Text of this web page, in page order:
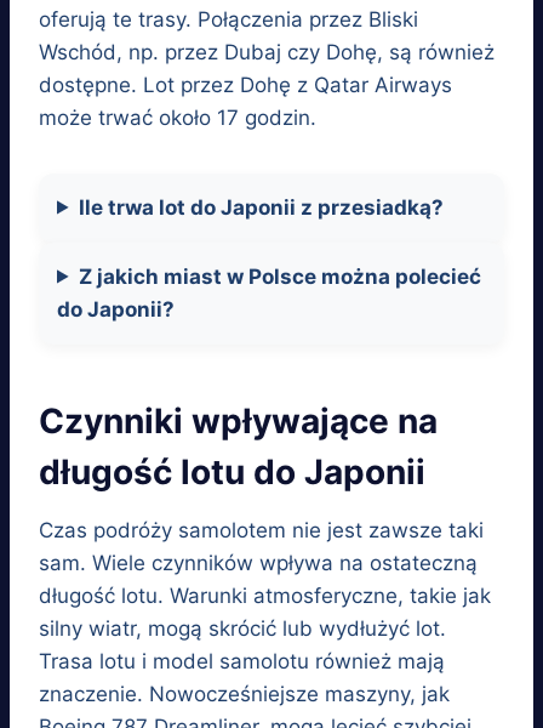
oferują te trasy. Połączenia przez Bliski
Wschód, np. przez Dubaj czy Dohę, są również
dostępne. Lot przez Dohę z Qatar Airways
może trwać około 17 godzin.
Ile trwa lot do Japonii z przesiadką?
Z jakich miast w Polsce można polecieć
do Japonii?
Czynniki wpływające na
długość lotu do Japonii
Czas podróży samolotem nie jest zawsze taki
sam. Wiele czynników wpływa na ostateczną
długość lotu. Warunki atmosferyczne, takie jak
silny wiatr, mogą skrócić lub wydłużyć lot.
Trasa lotu i model samolotu również mają
znaczenie. Nowocześniejsze maszyny, jak